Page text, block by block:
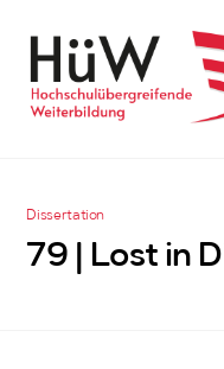
content
Dissertation
79 | Lost in